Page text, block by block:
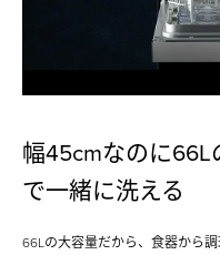
幅45cmなのに
で⼀緒に洗える
66Lの大容量だから、⾷器から